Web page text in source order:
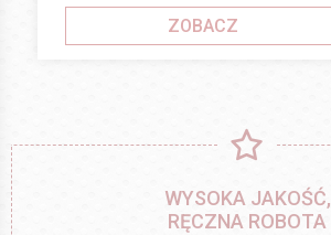
ZOBACZ
WYSOKA JAKOŚĆ,
RĘCZNA ROBOTA